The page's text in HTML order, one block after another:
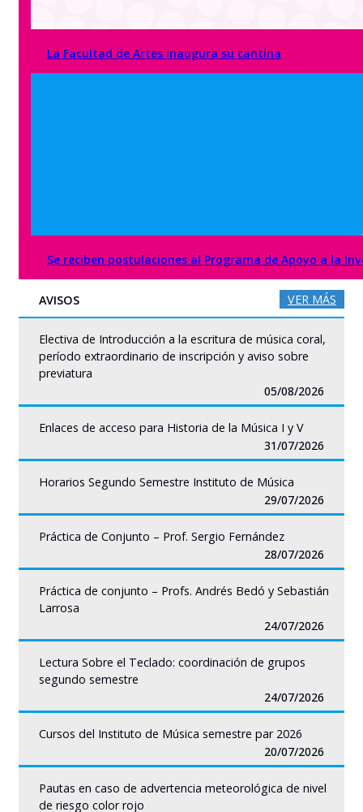
La Facultad de Artes inaugura su cantina
Se reciben postulaciones al Programa de Apoyo a la
AVISOS VER MÁS
Electiva de Introducción a la escritura de música coral,
período extraordinario de inscripción y aviso sobre
previatura
05/08/2026
Enlaces de acceso para Historia de la Música I y V
31/07/2026
Horarios Segundo Semestre Instituto de Música
29/07/2026
Práctica de Conjunto – Prof. Sergio Fernández
28/07/2026
Práctica de conjunto – Profs. Andrés Bedó y Sebastián
Larrosa
24/07/2026
Lectura Sobre el Teclado: coordinación de grupos
segundo semestre
24/07/2026
Cursos del Instituto de Música semestre par 2026
20/07/2026
Pautas en caso de advertencia meteorológica de nivel
de riesgo color rojo